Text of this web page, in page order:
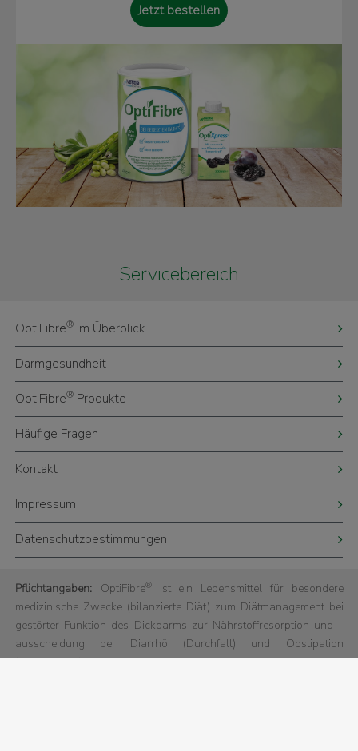
Jetzt bestellen
Servicebereich
OptiFibre®im Überblick
Darmgesundheit
OptiFibre®Produkte
Häufige Fragen
Kontakt
Impressum
Datenschutzbestimmungen
Pflichtangaben: OptiFibre®ist ein Lebensmittel für besondere
medizinische Zwecke (bilanzierte Diät) zum Diätmanagement bei
gestörter Funktion des Dickdarms zur Nährstoffresorption und -
ausscheidung bei Diarrhö (Durchfall) und Obstipation
(Verstopfung).